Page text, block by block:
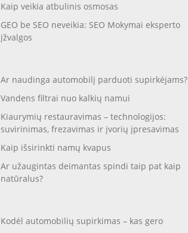
Kaip veikia atbulinis osmosas
GEO be SEO neveikia: SEO Mokymai eksperto
įžvalgos
Ar naudinga automobilį parduoti supirkėjams?
Vandens filtrai nuo kalkių namui
Kiaurymių restauravimas – technologijos:
suvirinimas, frezavimas ir įvorių įpresavimas
Kaip išsirinkti namų kvapus
Ar užaugintas deimantas spindi taip pat kaip
natūralus?
Kodėl automobilių supirkimas – kas gero